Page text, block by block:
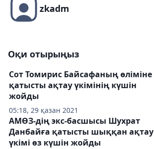
zkadm
Оқи отырыңыз
05:18, 29 қазан 2021
Сот Томирис Байсафаның өліміне
қатысты ақтау үкімінің күшін
жойды
АМӨЗ-дің экс-басшысы Шухрат
Данбайға қатысты шыққан ақтау
үкімі өз күшін жойды